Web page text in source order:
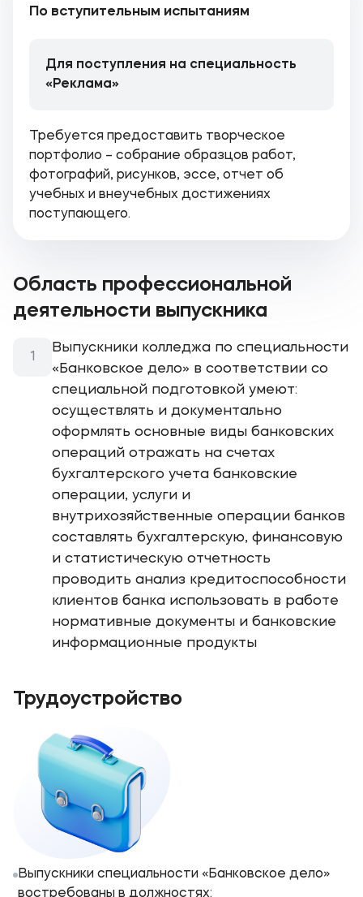
По вступительным испытаниям
Для поступления на специальность
«Реклама»
Требуется предоставить творческое
портфолио – собрание образцов работ,
фотографий, рисунков, эссе, отчет об
учебных и внеучебных достижениях
поступающего.
Область профессиональной
деятельности выпускника
Выпускники колледжа по специальности
«Банковское дело» в соответствии со
специальной подготовкой умеют:
осуществлять и документально
оформлять основные виды банковских
операций отражать на счетах
бухгалтерского учета банковские
операции, услуги и
внутрихозяйственные операции банков
составлять бухгалтерскую, финансовую
и статистическую отчетность
проводить анализ кредитоспособности
клиентов банка использовать в работе
нормативные документы и банковские
информационные продукты
Трудоустройство
Выпускники специальности «Банковское дело»
востребованы в должностях: